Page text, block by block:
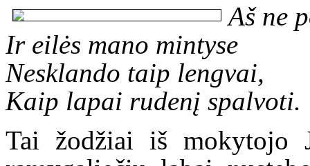
Aš ne
Ir eilės mano mintyse
Nesklando taip lengvai,
Kaip lapai rudenį spalvoti.
Tai žodžiai iš mokytojo